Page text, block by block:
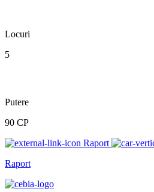
Locuri
5
Putere
90 CP
Raport
Raport